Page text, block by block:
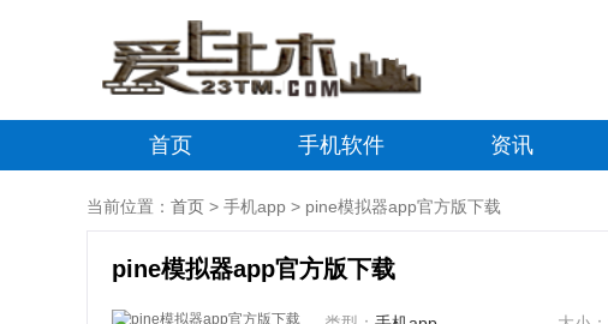
首页 手机软件 资讯
当前位置： 首页 > 手机app > pine模拟器app官方版下载
pine模拟器app官方版下载